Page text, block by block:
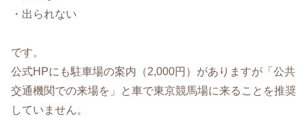
・出られない
です。
公式HPにも駐車場の案内（2,000円）がありますが「公共
交通機関での来場を」と車で東京競馬場に来ることを推奨
していません。